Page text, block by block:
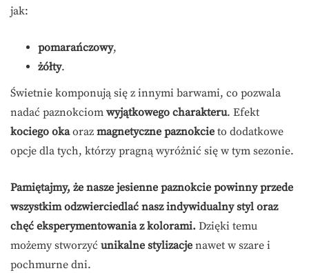
jak:
pomarańczowy,
żółty.
Świetnie komponują się z innymi barwami, co pozwala
nadać paznokciom wyjątkowego charakteru. Efekt
kociego okaoraz magnetyczne paznokcie to dodatkowe
opcje dla tych, którzy pragną wyróżnić się w tym sezonie.
Pamiętajmy, że nasze jesienne paznokcie powinny przede
wszystkim odzwierciedlać nasz indywidualny styl oraz
chęć eksperymentowania z kolorami. Dzięki temu
możemy stworzyć unikalne stylizacje nawet w szare i
pochmurne dni.